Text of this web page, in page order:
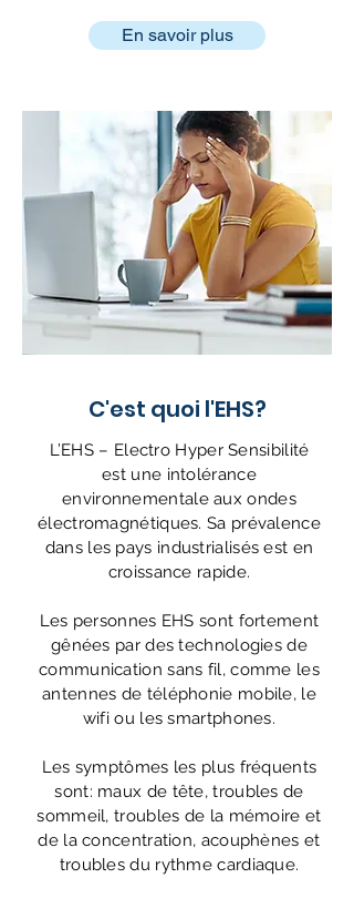
En savoir plus
C'est quoi l'EHS?
L’EHS – Electro Hyper Sensibilité
est une intolérance
environnementale aux ondes
électromagnétiques. Sa prévalence
dans les pays industrialisés est en
croissance rapide.
Les personnes EHS sont fortement
gênées par des technologies de
communication sans fil, comme les
antennes de téléphonie mobile, le
wifi ou les smartphones.
Les symptômes les plus fréquents
sont: maux de tête, troubles de
sommeil, troubles de la mémoire et
de la concentration, acouphènes et
troubles du rythme cardiaque.